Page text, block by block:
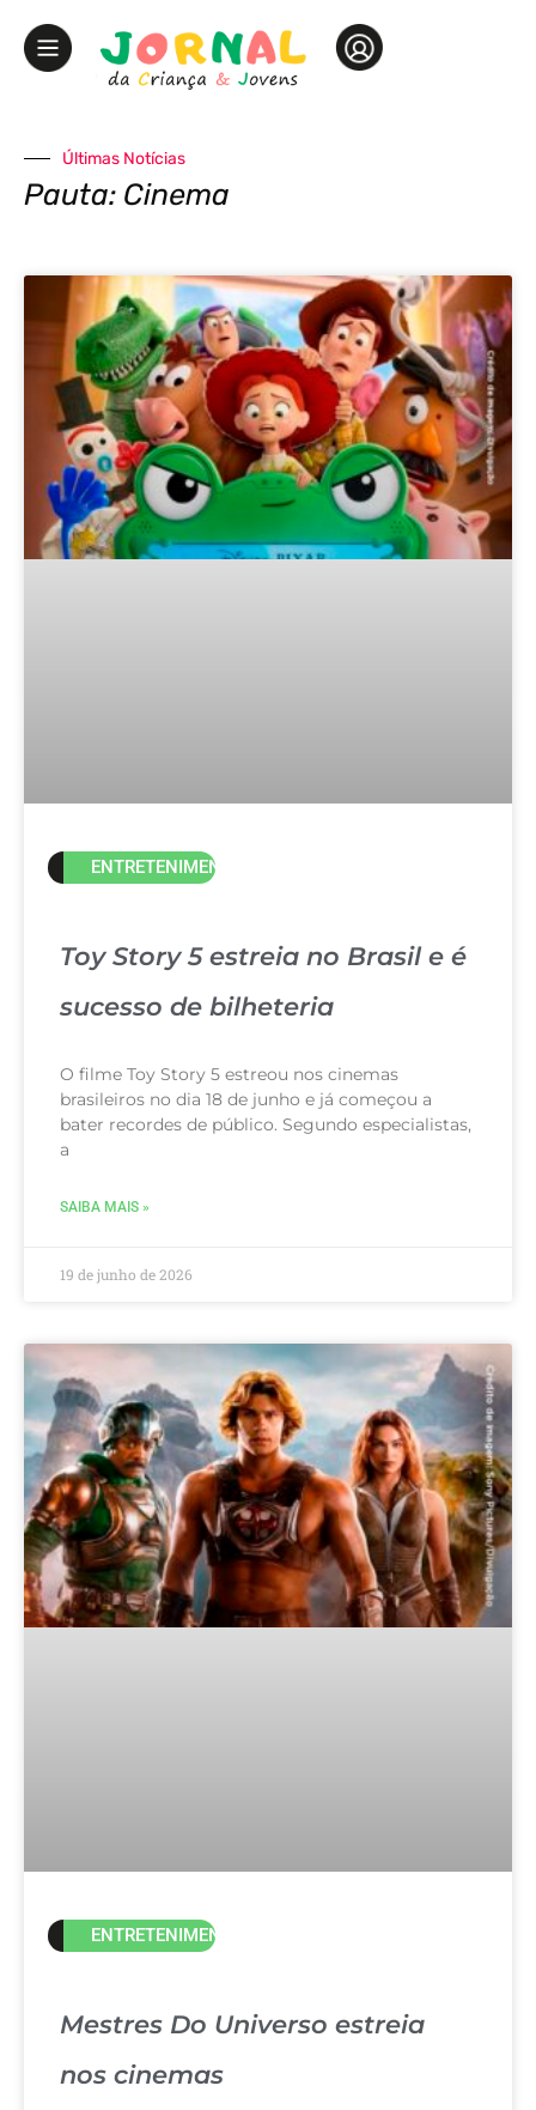
Últimas Notícias
Pauta: Cinema
ENTRETENIMENTO
Toy Story 5 estreia no Brasil e é
sucesso de bilheteria
O filme Toy Story 5 estreou nos cinemas
brasileiros no dia 18 de junho e já começou a
bater recordes de público. Segundo especialistas,
a
SAIBA MAIS »
19 de junho de 2026
ENTRETENIMENTO
Mestres Do Universo estreia
nos cinemas